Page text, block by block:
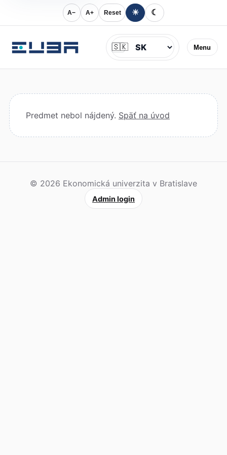
A− A+ Reset ☀ ☾
Menu
Jazyk
🇸🇰
Predmet nebol nájdený. Späť na úvod
© 2026 Ekonomická univerzita v Bratislave
Admin login